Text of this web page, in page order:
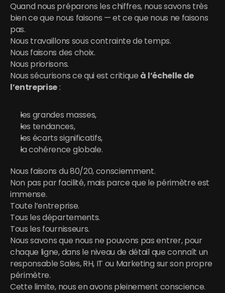
Quand nous préparons les chiffres, nous savons très
bien ce que nous faisons — et ce que nous ne faisons
pas.
Nous travaillons sous contrainte de temps.
Nous faisons des choix.
Nous priorisons.
Nous sécurisons ce qui est critique à l’échelle de
l’entreprise :
les grandes masses,
les tendances,
les écarts significatifs,
la cohérence globale.
Nous faisons du 80/20, consciemment.
Non pas par facilité, mais parce que le périmètre est
immense.
Toute l’entreprise.
Tous les départements.
Tous les fournisseurs.
Nous savons que nous ne pouvons pas entrer, pour
chaque ligne, dans le niveau de détail que connaît un
responsable Sales, RH, IT ou Marketing sur son propre
périmètre.
Cette limite, nous en avons pleinement conscience.